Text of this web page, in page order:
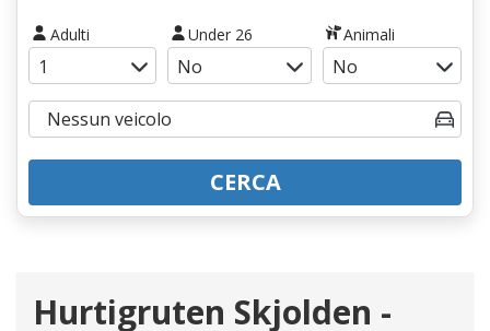
Adulti Under 26 Animali
CERCA
Hurtigruten Skjolden -